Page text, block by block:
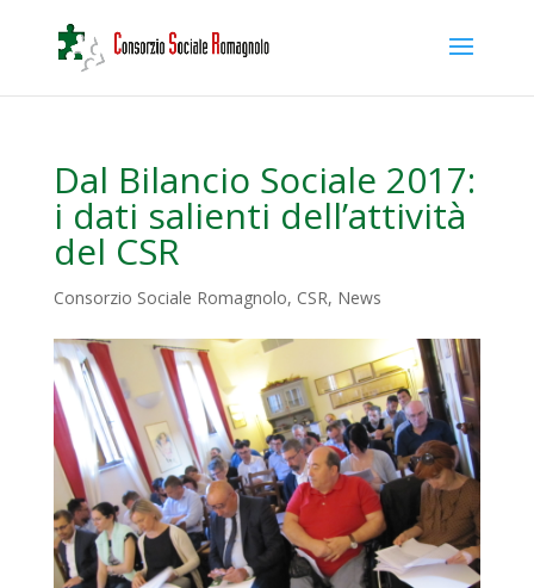
Dal Bilancio Sociale 2017:
i dati salienti dell’attività
del CSR
Consorzio Sociale Romagnolo, CSR, News